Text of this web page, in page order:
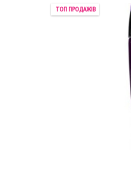
ТОП ПРОДАЖІВ